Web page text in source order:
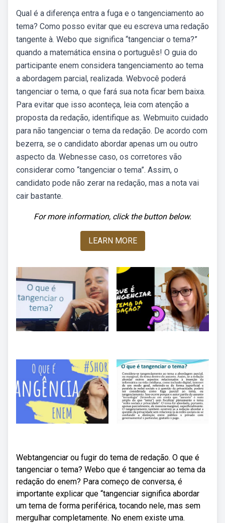
Qual é a diferença entra a fuga e o tangenciamento ao
tema? Como posso evitar que eu escreva uma redação
tangente à. Webo que significa “tangenciar o tema?”
quando a matemática ensina o português! O guia do
participante enem considera tangenciamento ao tema
a abordagem parcial, realizada. Webvocê poderá
tangenciar o tema, o que fará sua nota ficar bem baixa.
Para evitar que isso aconteça, leia com atenção a
proposta da redação, identifique as. Webmuito cuidado
para não tangenciar o tema da redação. De acordo com
bezerra, se o candidato abordar apenas um ou outro
aspecto da. Webnesse caso, os corretores vão
considerar como “tangenciar o tema”. Assim, o
candidato pode não zerar na redação, mas a nota vai
cair bastante.
For more information, click the button below.
LEARN MORE
Webtangenciar ou fugir do tema de redação. O que é
tangenciar o tema? Webo que é tangenciar ao tema da
redação do enem? Para começo de conversa, é
importante explicar que “tangenciar significa abordar
um tema de forma periférica, tocando nele, mas sem
mergulhar completamente. No enem existe uma.